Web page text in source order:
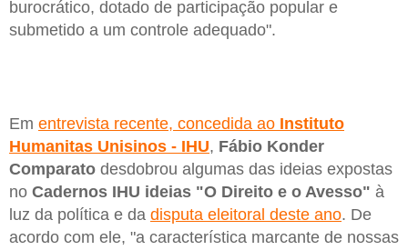
burocrático, dotado de participação popular e
submetido a um controle adequado".
Em entrevista recente, concedida ao Instituto
Humanitas Unisinos - IHU, Fábio Konder
Comparato desdobrou algumas das ideias expostas
no Cadernos IHU ideias "O Direito e o Avesso" à
luz da política e da disputa eleitoral deste ano. De
acordo com ele, "a característica marcante de nossas